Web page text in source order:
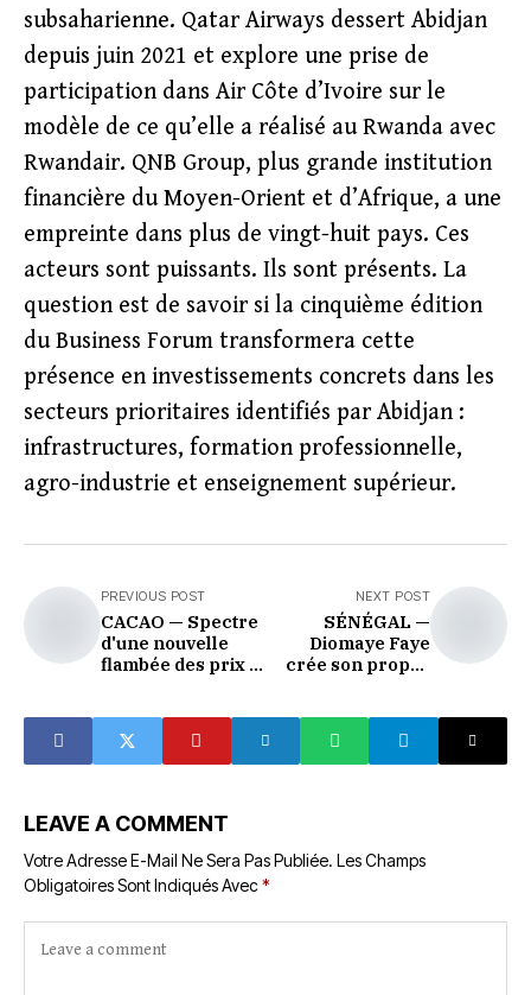
subsaharienne. Qatar Airways dessert Abidjan
depuis juin 2021 et explore une prise de
participation dans Air Côte d’Ivoire sur le
modèle de ce qu’elle a réalisé au Rwanda avec
Rwandair. QNB Group, plus grande institution
financière du Moyen-Orient et d’Afrique, a une
empreinte dans plus de vingt-huit pays. Ces
acteurs sont puissants. Ils sont présents. La
question est de savoir si la cinquième édition
du Business Forum transformera cette
présence en investissements concrets dans les
secteurs prioritaires identifiés par Abidjan :
infrastructures, formation professionnelle,
agro-industrie et enseignement supérieur.
PREVIOUS POST
CACAO — Spectre
d'une nouvelle
flambée des prix :
incertain
NEXT POST
SÉNÉGAL —
Diomaye Faye
crée son propre
consommée
LEAVE A COMMENT
Votre Adresse E-Mail Ne Sera Pas Publiée. Les Champs
Obligatoires Sont Indiqués Avec*